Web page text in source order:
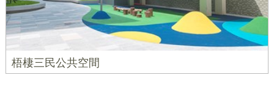
梧棲三民公共空間